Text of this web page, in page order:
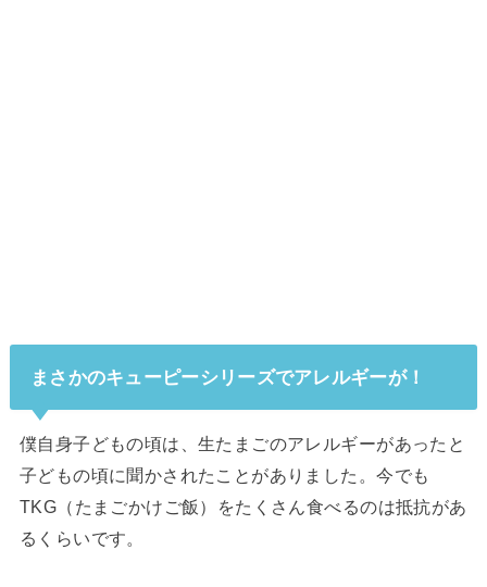
まさかのキューピーシリーズでアレルギーが！
僕自身子どもの頃は、生たまごのアレルギーがあったと
子どもの頃に聞かされたことがありました。今でも
TKG（たまごかけご飯）をたくさん食べるのは抵抗があ
るくらいです。